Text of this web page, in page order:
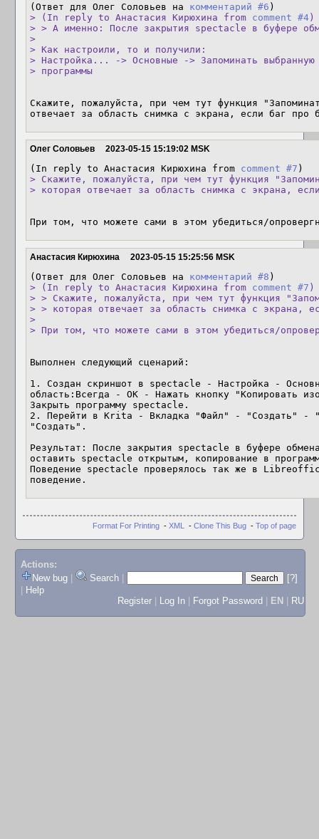
(Ответ для Олег Соловьев на комментарий #6
> (In reply to Анастасия Кирюхина from comment #4 )
> > А именно: После закрытия spectacle в буфере
>
> Как настроили, то и получили:
> Настройка... -> Основные -> Запоминать
> программы
Скажите, пожалуйста, при чем тут функция
отвечает за область снимка с экрана, если баг про
Олег Соловьев 2023-05-15 15:19:02 MSK
(In reply to Анастасия Кирюхина from comment #7
> Скажите, пожалуйста, при чем тут функция
> которая отвечает за область снимка с экрана,
При том, что можете сами в этом убедиться/
Анастасия Кирюхина 2023-05-15 15:25:56 MSK
(Ответ для Олег Соловьев на комментарий #8
> (In reply to Анастасия Кирюхина from comment #7 )
> > Скажите, пожалуйста, при чем тут функция
> > которая отвечает за область снимка с экрана,
>
> При том, что можете сами в этом убедиться/
Выполнен следующий сценарий:
1. Создан скриншот в spectacle - Настройка -
область:Всегда - ОК - Нажать кнопку "Копировать
Закрыть программу spectacle.
2. Перейти в Krita - Вкладка "Файл" - "Создать" -
"Создать".
Результат: После закрытия spectacle в буфере
оставить spectacle открытым, копирование в
Поведение spectacle проверялось так же в
поведение.
Format For Printing - XML - Clone This Bug - Top of page
Actions:
New bug
Search
[?]
Help
Register
Log In Forgot Password EN RU